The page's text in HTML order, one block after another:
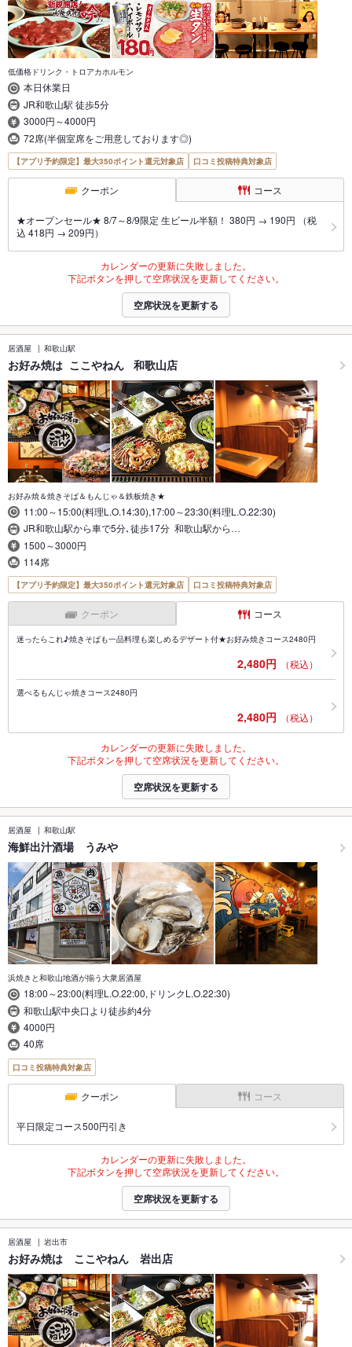
低価格ドリンク・トロアカホルモン
本日休業日
JR和歌山駅 徒歩5分
3000円～4000円
72席(半個室席をご用意しております◎)
【アプリ予約限定】最大350ポイント還元対象店 口コミ投稿特典対象店
クーポン コース
★オープンセール★ 8/7～8/9限定 生ビール半額！ 380円 → 190円 （税
込 418円 → 209円）
カレンダーの更新に失敗しました。
下記ボタンを押して空席状況を更新してください。
空席状況を更新する
居酒屋 和歌山駅
お好み焼は ここやねん 和歌山店
お好み焼＆焼きそば＆もんじゃ＆鉄板焼き★
11:00～15:00(料理L.O.14:30),17:00～23:30(料理L.O.22:30)
JR和歌山駅から車で5分､徒歩17分 和歌山駅から…
1500～3000円
114席
【アプリ予約限定】最大350ポイント還元対象店 口コミ投稿特典対象店
クーポン コース
迷ったらこれ♪焼きそばも一品料理も楽しめるデザート付★お好み焼きコース2480円
2,480円 （税込）
選べるもんじゃ焼きコース2480円
2,480円 （税込）
カレンダーの更新に失敗しました。
下記ボタンを押して空席状況を更新してください。
空席状況を更新する
居酒屋 和歌山駅
海鮮出汁酒場 うみや
浜焼きと和歌山地酒が揃う大衆居酒屋
18:00～23:00(料理L.O.22:00,ドリンクL.O.22:30)
和歌山駅中央口より徒歩約4分
4000円
40席
口コミ投稿特典対象店
クーポン コース
平日限定コース500円引き
カレンダーの更新に失敗しました。
下記ボタンを押して空席状況を更新してください。
空席状況を更新する
居酒屋 岩出市
お好み焼は ここやねん 岩出店